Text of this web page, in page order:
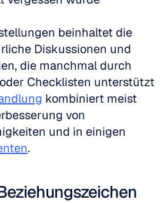
beinhaltet die
Diskussionen und
oder Checklisten unterstützt
von
und in einigen
.